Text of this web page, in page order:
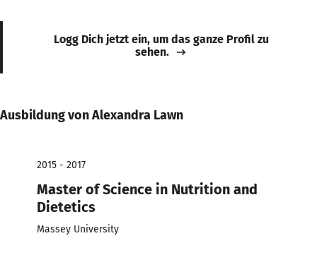
Logg Dich jetzt ein, um das ganze Profil zu
sehen.
Ausbildung von Alexandra Lawn
2015 - 2017
Master of Science in Nutrition and
Dietetics
Massey University